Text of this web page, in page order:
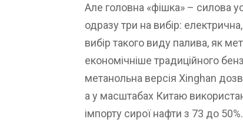
Але головна «фішка» – силова
одразу три на вибір:
вибір такого виду палива, як
економічніше традиційного
метанольна версія Xinghan
а у масштабах Китаю
імпорту сирої нафти з 73 до 50%.